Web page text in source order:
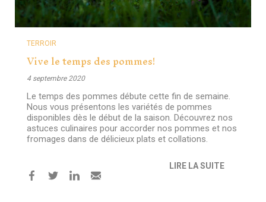
TERROIR
Vive le temps des pommes!
4 septembre 2020
Le temps des pommes débute cette fin de semaine.
Nous vous présentons les variétés de pommes
disponibles dès le début de la saison. Découvrez nos
astuces culinaires pour accorder nos pommes et nos
fromages dans de délicieux plats et collations.
LIRE LA SUITE